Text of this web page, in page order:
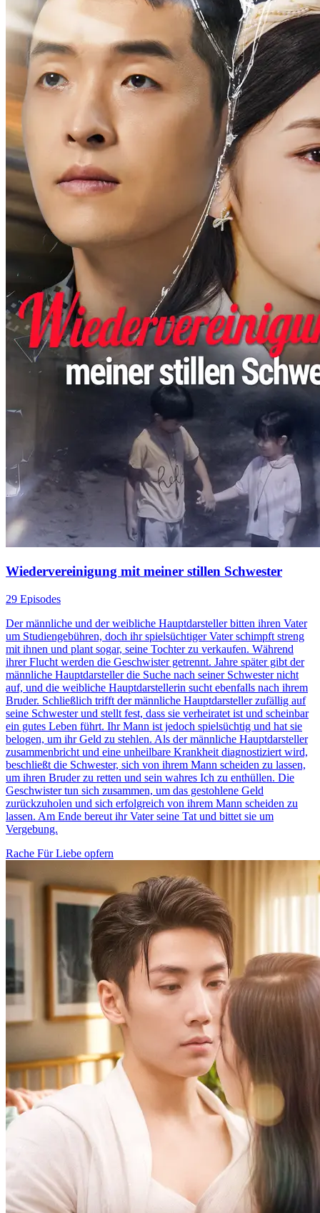
Wiedervereinigung mit meiner stillen Schwester
29 Episodes
Der männliche und der weibliche Hauptdarsteller bitten ihren Vater
um Studiengebühren, doch ihr spielsüchtiger Vater schimpft streng
mit ihnen und plant sogar, seine Tochter zu verkaufen. Während
ihrer Flucht werden die Geschwister getrennt. Jahre später gibt der
männliche Hauptdarsteller die Suche nach seiner Schwester nicht
auf, und die weibliche Hauptdarstellerin sucht ebenfalls nach ihrem
Bruder. Schließlich trifft der männliche Hauptdarsteller zufällig auf
seine Schwester und stellt fest, dass sie verheiratet ist und scheinbar
ein gutes Leben führt. Ihr Mann ist jedoch spielsüchtig und hat sie
belogen, um ihr Geld zu stehlen. Als der männliche Hauptdarsteller
zusammenbricht und eine unheilbare Krankheit diagnostiziert wird,
beschließt die Schwester, sich von ihrem Mann scheiden zu lassen,
um ihren Bruder zu retten und sein wahres Ich zu enthüllen. Die
Geschwister tun sich zusammen, um das gestohlene Geld
zurückzuholen und sich erfolgreich von ihrem Mann scheiden zu
lassen. Am Ende bereut ihr Vater seine Tat und bittet sie um
Vergebung.
Rache Für Liebe opfern